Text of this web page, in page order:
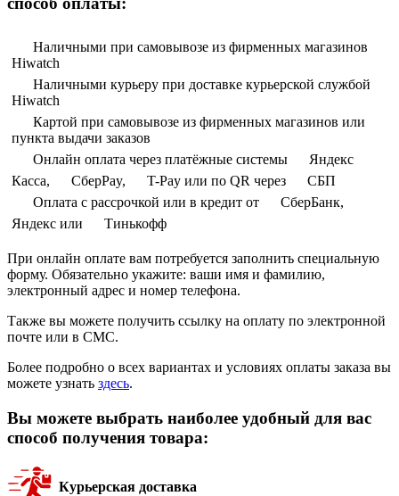
Наличными при самовывозе из фирменных магазинов
Hiwatch
Наличными курьеру при доставке курьерской службой
Hiwatch
Картой при самовывозе из фирменных магазинов или
пункта выдачи заказов
Онлайн оплата через платёжные системы
Яндекс
Касса,
СберPay, T-Pay или по QR через
СБП
Оплата с рассрочкой или в кредит от
СберБанк,
Яндекс или
Тинькофф
При онлайн оплате вам потребуется заполнить специальную
форму. Обязательно укажите: ваши имя и фамилию,
электронный адрес и номер телефона.
Также вы можете получить ссылку на оплату по электронной
почте или в СМС.
Более подробно о всех вариантах и условиях оплаты заказа вы
можете узнать здесь.
Вы можете выбрать наиболее удобный для вас
способ получения товара:
Курьерская доставка